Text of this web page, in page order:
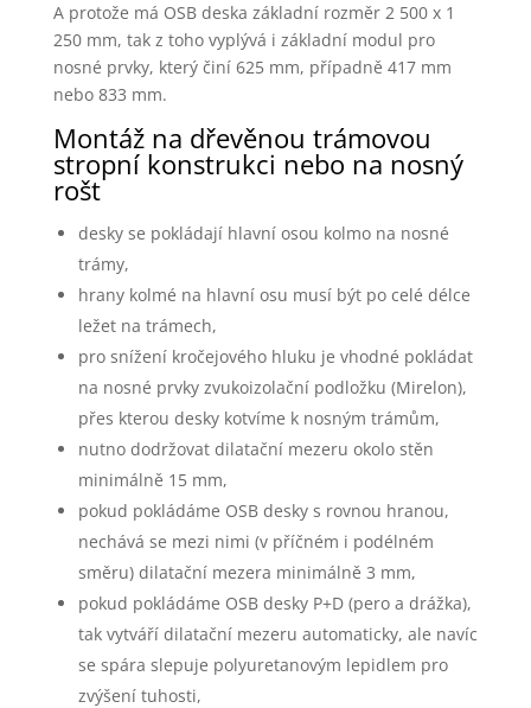
A protože má OSB deska základní rozměr 2 500 x 1
250 mm, tak z toho vyplývá i základní modul pro
nosné prvky, který činí 625 mm, případně 417 mm
nebo 833 mm.
Montáž na dřevěnou trámovou
stropní konstrukci nebo na nosný
rošt
desky se pokládají hlavní osou kolmo na nosné
trámy,
hrany kolmé na hlavní osu musí být po celé délce
ležet na trámech,
pro snížení kročejového hluku je vhodné pokládat
na nosné prvky zvukoizolační podložku (Mirelon),
přes kterou desky kotvíme k nosným trámům,
nutno dodržovat dilatační mezeru okolo stěn
minimálně 15 mm,
pokud pokládáme OSB desky s rovnou hranou,
nechává se mezi nimi (v příčném i podélném
směru) dilatační mezera minimálně 3 mm,
pokud pokládáme OSB desky P+D (pero a drážka),
tak vytváří dilatační mezeru automaticky, ale navíc
se spára slepuje polyuretanovým lepidlem pro
zvýšení tuhosti,